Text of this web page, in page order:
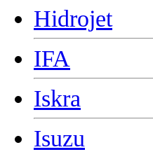
Hidrojet
IFA
Iskra
Isuzu